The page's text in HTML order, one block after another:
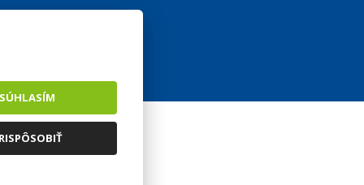
SÚHLASÍM